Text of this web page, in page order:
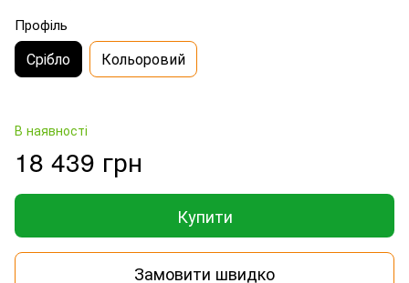
Профіль
Срібло Кольоровий
В наявності
18 439 грн
Купити
Замовити швидко